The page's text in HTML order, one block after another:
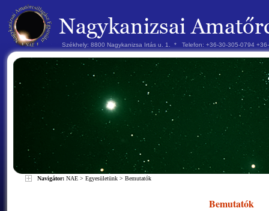
Székhely: 8800 Nagykanizsa Irtás u. 1. * Telefon: +36-30-305-0794
Navigátor: NAE > Egyesületünk > Bemutatók
Bemutatók